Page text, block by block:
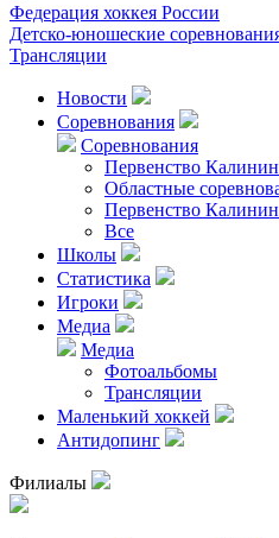
Федерация хоккея России
Детско-юношеские
Трансляции
Новости
Соревнования
Соревнования
Первенство
Областные
Первенство
Все
Школы
Статистика
Игроки
Медиа
Медиа
Фотоальбомы
Трансляции
Маленький хоккей
Антидопинг
Филиалы